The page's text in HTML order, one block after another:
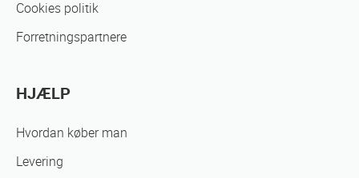
Cookies politik
Forretningspartnere
HJÆLP
Hvordan køber man
Levering